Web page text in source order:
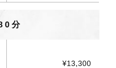
分
¥13,300